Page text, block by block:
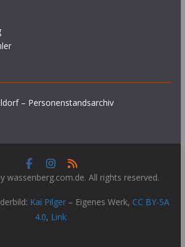
– Personenstandsarchiv
wassenberg.com.de. All rights reserved.
Kai Pilger – Eigenes Werk, CC BY-SA
4.0, Link